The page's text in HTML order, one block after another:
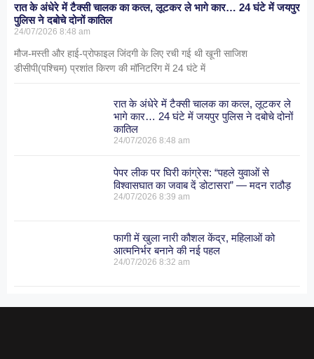
रात के अंधेरे में टैक्सी चालक का कत्ल, लूटकर ले भागे कार… 24 घंटे में जयपुर
पुलिस ने दबोचे दोनों कातिल
24/07/2026 8:48 am
मौज-मस्ती और हाई-प्रोफाइल जिंदगी के लिए रची गई थी खूनी साजिश
डीसीपी(पश्चिम) प्रशांत किरण की मॉनिटरिंग में 24 घंटे में
रात के अंधेरे में टैक्सी चालक का कत्ल, लूटकर ले
भागे कार… 24 घंटे में जयपुर पुलिस ने दबोचे दोनों
कातिल
24/07/20268:48 am
पेपर लीक पर घिरी कांग्रेस: “पहले युवाओं से
विश्वासघात का जवाब दें डोटासरा” — मदन राठौड़
24/07/20268:39 am
फागी में खुला नारी कौशल केंद्र, महिलाओं को
आत्मनिर्भर बनाने की नई पहल
24/07/20268:32 am